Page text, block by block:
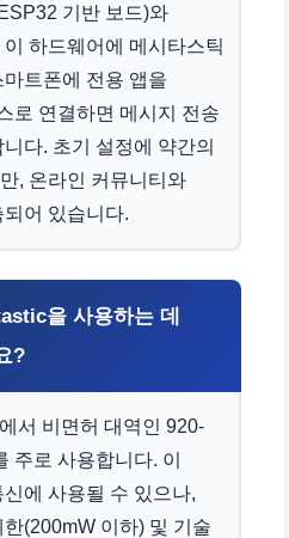
기반 보드)와
하드웨어에 메시타스틱
트폰에 전용 앱을
로 연결하면 메시지 전송
다. 초기 설정에 약간의
, 온라인 커뮤니티와
어 있습니다.
을 사용하는 데
?
서 비면허 대역인 920-
주로 사용합니다. 이
에 사용될 수 있으나,
(200mW 이하) 및 기술